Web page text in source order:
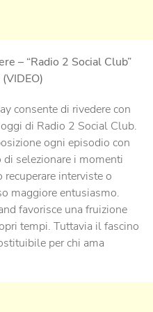
– “Radio 2 Social Club”
consente di rivedere con
di Radio 2 Social Club.
ogni episodio con
di selezionare i momenti
interviste o
maggiore entusiasmo.
favorisce una fruizione
tempi. Tuttavia il fascino
per chi ama